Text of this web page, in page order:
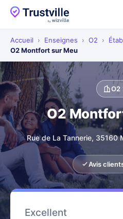
Accueil › Enseignes › O2 ›
O2 Montfort sur Meu
O2
O2
Rue de La Tannerie,
Avis
Excellent